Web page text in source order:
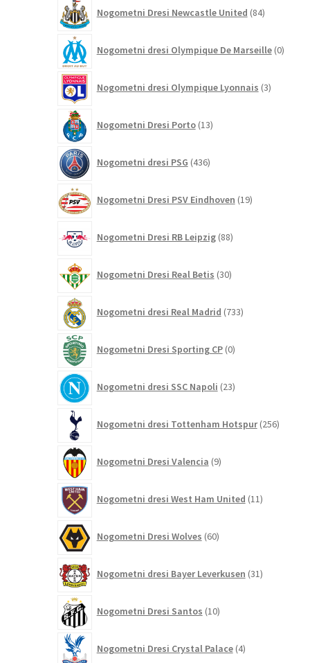
Nogometni Dresi Newcastle United 84izdelkov
Nogometni dresi Olympique De Marseille 0
Nogometni dresi Olympique Lyonnais 3izdelki
Nogometni Dresi Porto 13izdelkov
Nogometni dresi PSG 436izdelkov
Nogometni Dresi PSV Eindhoven 19izdelkov
Nogometni Dresi RB Leipzig 88izdelkov
Nogometni Dresi Real Betis 30izdelkov
Nogometni dresi Real Madrid 733izdelkov
Nogometni Dresi Sporting CP 0izdelkov
Nogometni dresi SSC Napoli 23izdelkov
Nogometni dresi Tottenham Hotspur 256
Nogometni Dresi Valencia 9izdelkov
Nogometni dresi West Ham United 11izdelkov
Nogometni Dresi Wolves 60izdelkov
Nogometni dresi Bayer Leverkusen 31izdelkov
Nogometni Dresi Santos 10izdelkov
Nogometni Dresi Crystal Palace 4izdelki